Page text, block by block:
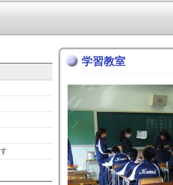
学習教室